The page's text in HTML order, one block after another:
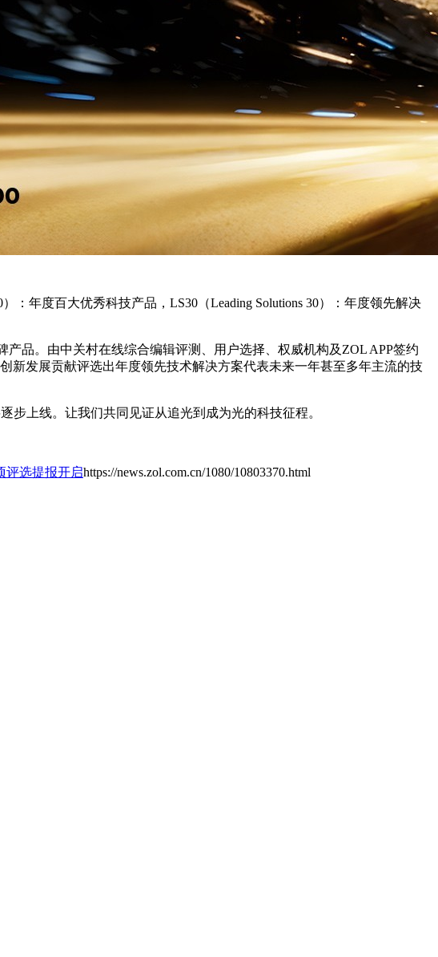
）：年度百大优秀科技产品，LS30（Leading Solutions 30）：年度领先解决
品。由中关村在线综合编辑评测、用户选择、权威机构及ZOL APP签约
新发展贡献评选出年度领先技术解决方案代表未来一年甚至多年主流的技
步上线。 让我们共同见证从追光到成为光的科技征程。
评选提报开启https://news.zol.com.cn/1080/10803370.html